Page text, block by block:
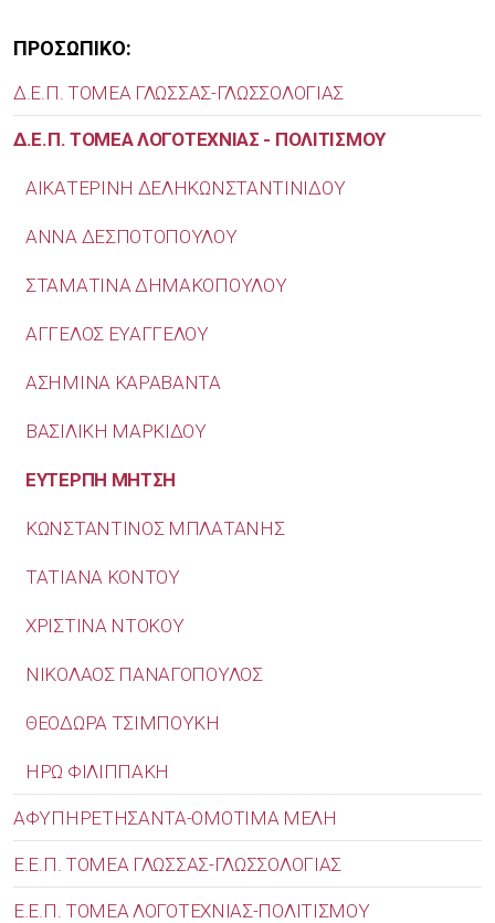
ΠΡΟΣΩΠΙΚΟ:
Δ.Ε.Π. ΤΟΜΕΑ ΓΛΩΣΣΑΣ-ΓΛΩΣΣΟΛΟΓΙΑΣ
Δ.Ε.Π. ΤΟΜΕΑ ΛΟΓΟΤΕΧΝΙΑΣ - ΠΟΛΙΤΙΣΜΟΥ
ΑΙΚΑΤΕΡΙΝΗ ΔΕΛΗΚΩΝΣΤΑΝΤΙΝΙΔΟΥ
ΑΝΝΑ ΔΕΣΠΟΤΟΠΟΥΛΟΥ
ΣΤΑΜΑΤΙΝΑ ΔΗΜΑΚΟΠΟΥΛΟΥ
AΓΓΕΛΟΣ ΕΥΑΓΓΕΛΟΥ
ΑΣΗΜΙΝΑ ΚΑΡΑΒΑΝΤΑ
ΒΑΣΙΛΙΚΗ ΜΑΡΚΙΔΟΥ
ΕΥΤΕΡΠΗ ΜΗΤΣΗ
ΚΩΝΣΤΑΝΤΙΝΟΣ ΜΠΛΑΤΑΝΗΣ
ΤΑΤΙΑΝΑ ΚΟΝΤΟΥ
ΧΡΙΣΤΙΝΑ ΝΤΟΚΟΥ
ΝΙΚΟΛΑΟΣ ΠΑΝΑΓΟΠΟΥΛΟΣ
ΘΕΟΔΩΡΑ ΤΣΙΜΠΟΥΚΗ
ΗΡΩ ΦΙΛΙΠΠΑΚΗ
ΑΦΥΠΗΡΕΤΗΣΑΝΤΑ-ΟΜΟΤΙΜΑ ΜΕΛΗ
Ε.Ε.Π. ΤΟΜΕΑ ΓΛΩΣΣΑΣ-ΓΛΩΣΣΟΛΟΓΙΑΣ
Ε.Ε.Π. ΤΟΜΕΑ ΛΟΓΟΤΕΧΝΙΑΣ-ΠΟΛΙΤΙΣΜΟΥ